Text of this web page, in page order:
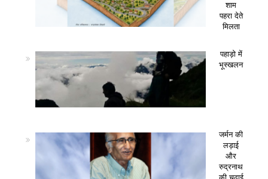
शाम
पहरा देते
मिलता
पहाड़ो में
भूस्खलन
जर्मन की
लड़ाई
और
रुद्रनाथ